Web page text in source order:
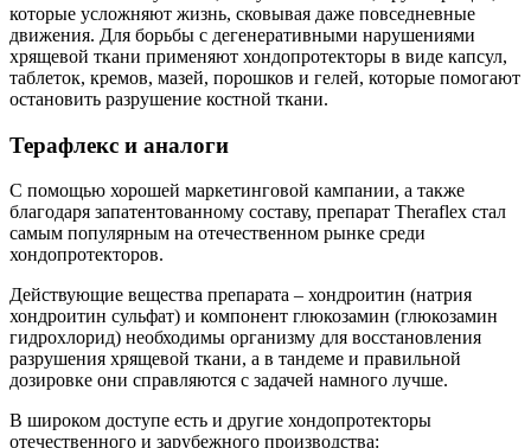
которые усложняют жизнь, сковывая даже повседневные
движения. Для борьбы с дегенеративными нарушениями
хрящевой ткани применяют хондопротекторы в виде капсул,
таблеток, кремов, мазей, порошков и гелей, которые помогают
остановить разрушение костной ткани.
Терафлекс и аналоги
С помощью хорошей маркетинговой кампании, а также
благодаря запатентованному составу, препарат Theraflex стал
самым популярным на отечественном рынке среди
хондопротекторов.
Действующие вещества препарата – хондроитин (натрия
хондроитин сульфат) и компонент глюкозамин (глюкозамин
гидрохлорид) необходимы организму для восстановления
разрушения хрящевой ткани, а в тандеме и правильной
дозировке они справляются с задачей намного лучше.
В широком доступе есть и другие хондопротекторы
отечественного и зарубежного производства: